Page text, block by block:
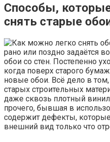
Способы,
снять старые
рано или поздно задаётся
обои со стен. Постепенно
когда поверх старого
новые обои. Всё дело в
старых строительных
даже сквозь плотный
прочего, бывшая в
содержит дефекты,
внешний вид только что